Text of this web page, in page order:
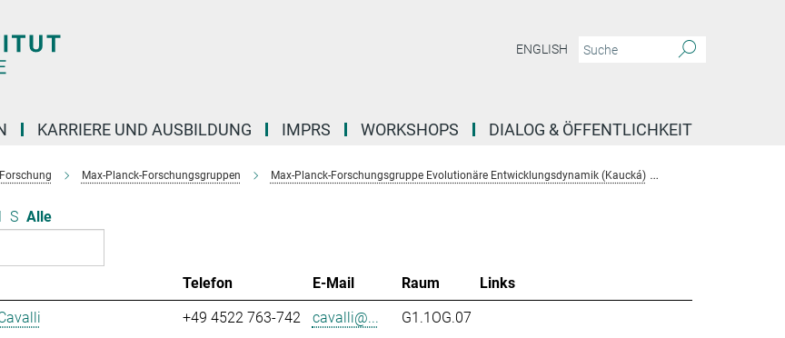
ENGLISH
KARRIERE UND AUSBILDUNG IMPRS WORKSHOPS DIALOG & ÖFFENTLICHKEIT
Forschung Max-Planck-Forschungsgruppen Max-Planck-Forschungsgruppe Evolutionäre Entwicklungsdynamik (Kaucká)
S Alle
Telefon E-Mail Raum
Links
+49 4522 763-742 cavalli@... G1.1OG.07